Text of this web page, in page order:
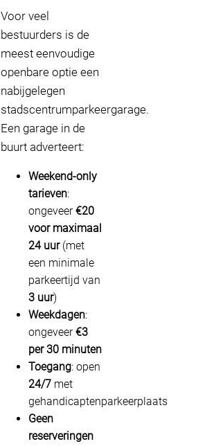
Voor veel
bestuurders is de
meest eenvoudige
openbare optie een
nabijgelegen
stadscentrumparkeergarage.
Een garage in de
buurt adverteert:
Weekend-only
tarieven:
ongeveer€20
voor maximaal
24 uur(met
een minimale
parkeertijd van
3 uur)
Weekdagen:
ongeveer€3
per 30 minuten
Toegang: open
24/7 met
gehandicaptenparkeerplaats
Geen
reserveringen